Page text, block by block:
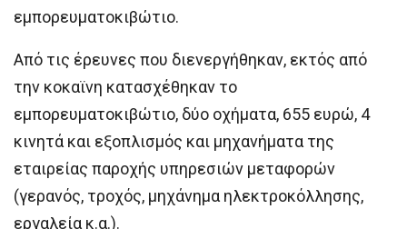
εμπορευματοκιβώτιο.
Από τις έρευνες που διενεργήθηκαν, εκτός από
την κοκαϊνη κατασχέθηκαν το
εμπορευματοκιβώτιο, δύο οχήματα, 655 ευρώ, 4
κινητά και εξοπλισμός και μηχανήματα της
εταιρείας παροχής υπηρεσιών μεταφορών
(γερανός, τροχός, μηχάνημα ηλεκτροκόλλησης,
εργαλεία κ.α.).